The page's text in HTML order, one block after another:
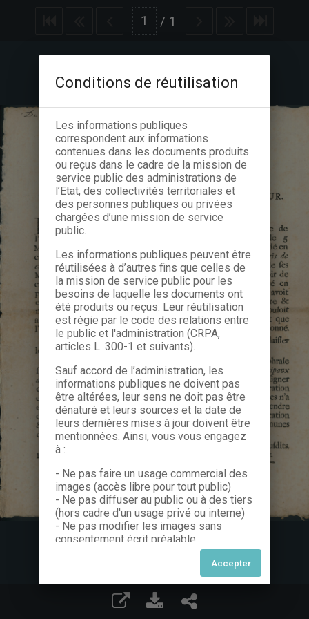
/ 1
Conditions de réutilisation
Les informations publiques
correspondent aux informations
contenues dans les documents produits
ou reçus dans le cadre de la mission de
service public des administrations de
l’Etat, des collectivités territoriales et
des personnes publiques ou privées
chargées d’une mission de service
public.
Les informations publiques peuvent être
réutilisées à d’autres fins que celles de
la mission de service public pour les
besoins de laquelle les documents ont
été produits ou reçus. Leur réutilisation
est régie par le code des relations entre
le public et l'administration (CRPA,
articles L. 300-1 et suivants).
Sauf accord de l’administration, les
informations publiques ne doivent pas
être altérées, leur sens ne doit pas être
dénaturé et leurs sources et la date de
leurs dernières mises à jour doivent être
mentionnées. Ainsi, vous vous engagez
à :
- Ne pas faire un usage commercial des
images (accès libre pour tout public)
- Ne pas diffuser au public ou à des tiers
(hors cadre d'un usage privé ou interne)
- Ne pas modifier les images sans
consentement écrit préalable
Dans le cas contraire, nous vous invitons
à nous contacter afin de solliciter le type
de Licence souhaitée parmi celles
proposées et le cas échéant, acquitter